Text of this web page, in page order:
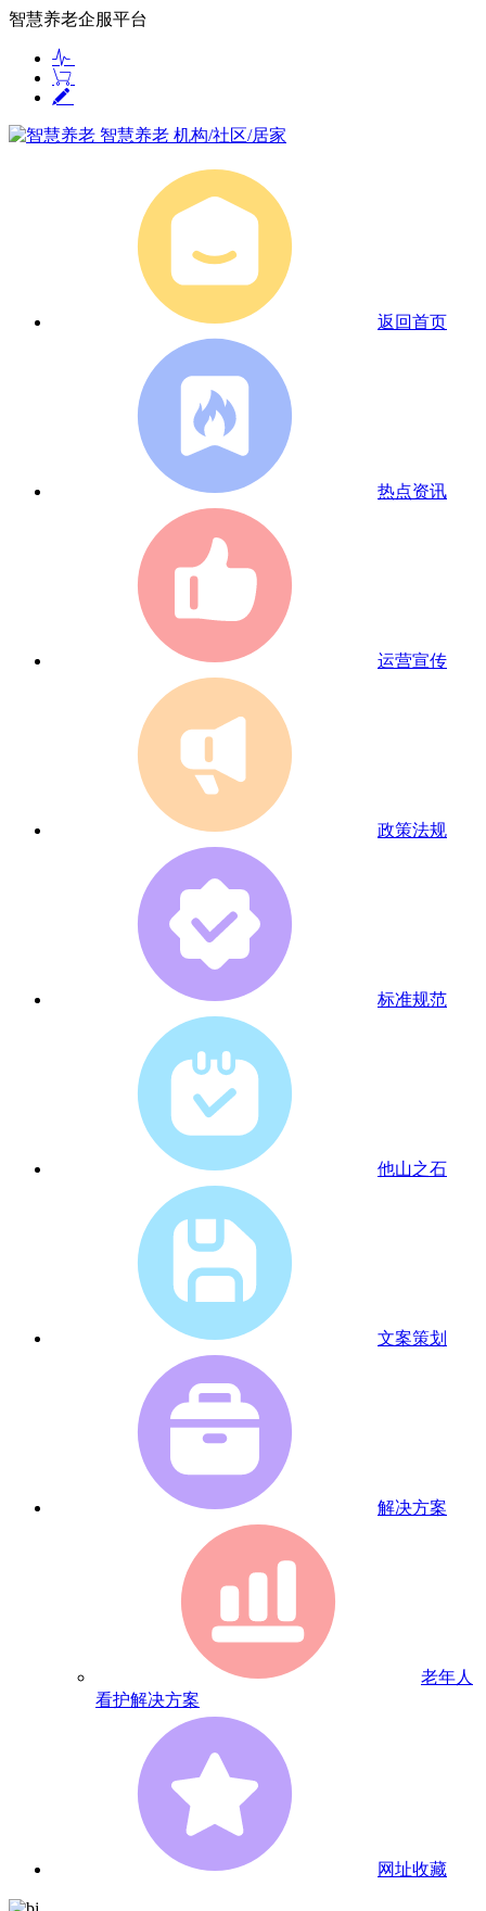
智慧养老企服平台
智慧养老 机构/社区/居家
返回首页
热点资讯
运营宣传
政策法规
标准规范
他山之石
文案策划
解决方案
老年人
看护解决方案
网址收藏